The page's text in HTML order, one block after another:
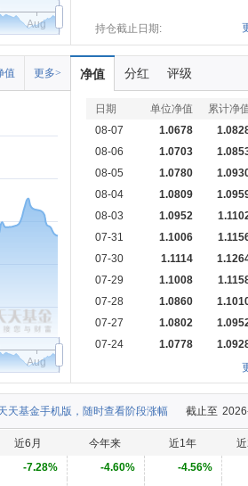
Aug 持仓截止日期:
更多>
值
Aug
净值 分红 评级
日期 单位净值 累计净
08-07
1.0678
08-06
1.0703
08-05
1.0780
08-04
1.0809
08-03
1.0952
07-31
1.1006
07-30
1.1114
07-29
1.1008
07-28
1.0860
07-27
1.0802
07-24
1.0778
截止至
天基金手机版，随时查看阶段涨幅
近6月 今年来 近1年
-7.28% -4.60% -4.56%